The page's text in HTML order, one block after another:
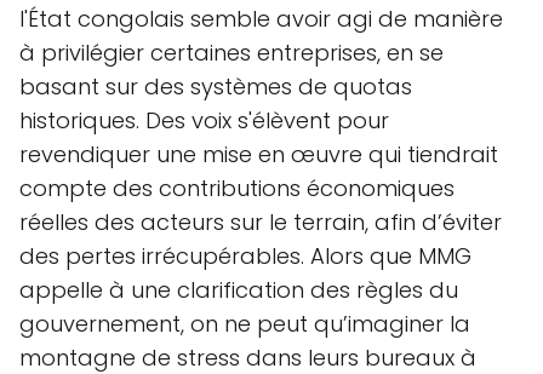
l'État congolais semble avoir agi de manière
à privilégier certaines entreprises, en se
basant sur des systèmes de quotas
historiques. Des voix s'élèvent pour
revendiquer une mise en œuvre qui tiendrait
compte des contributions économiques
réelles des acteurs sur le terrain, afin d’éviter
des pertes irrécupérables. Alors que MMG
appelle à une clarification des règles du
gouvernement, on ne peut qu’imaginer la
montagne de stress dans leurs bureaux à